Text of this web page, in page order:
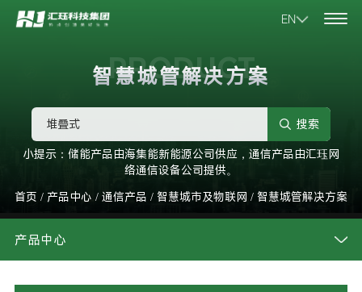
EN
PRODUCT
智慧城管解决方案
搜索
小提示：储能产品由海集能新能源公司供应，通信产品由汇珏网
络通信设备公司提供。
首页 / 产品中心 / 通信产品 / 智慧城市及物联网 / 智慧城管解决方案
产品中心